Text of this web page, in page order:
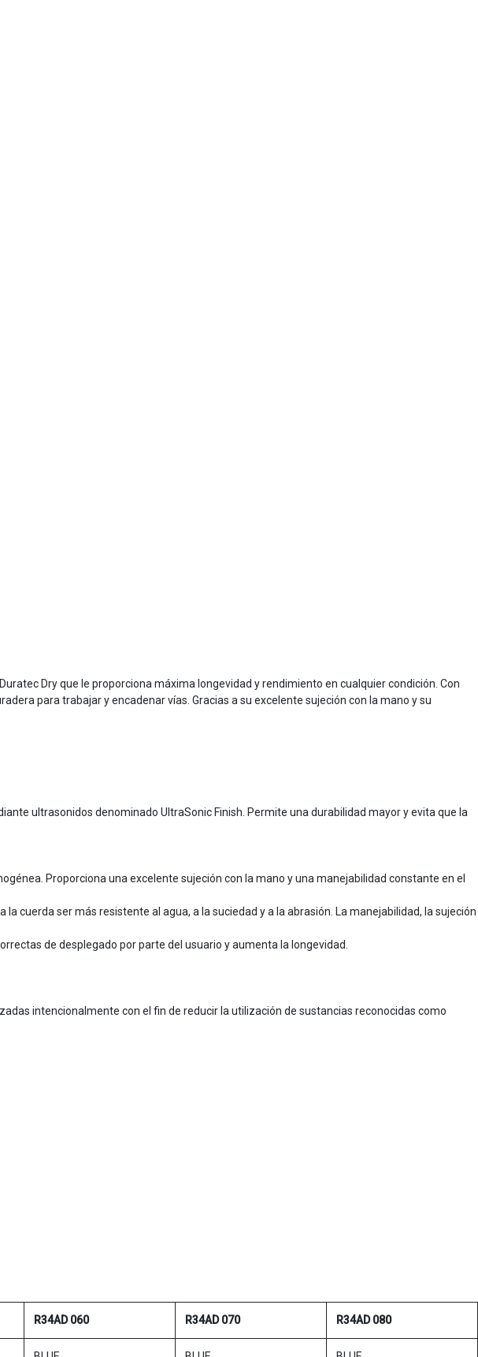
Dry que le proporciona máxima longevidad y rendimiento en cualquier condición. Con
para trabajar y encadenar vías. Gracias a su excelente sujeción con la mano y su
ultrasonidos denominado UltraSonic Finish. Permite una durabilidad mayor y evita que la
Proporciona una excelente sujeción con la mano y una manejabilidad constante en el
cuerda ser más resistente al agua, a la suciedad y a la abrasión. La manejabilidad, la sujeción
de desplegado por parte del usuario y aumenta la longevidad.
intencionalmente con el fin de reducir la utilización de sustancias reconocidas como
R34AD 060 R34AD 070 R34AD 080